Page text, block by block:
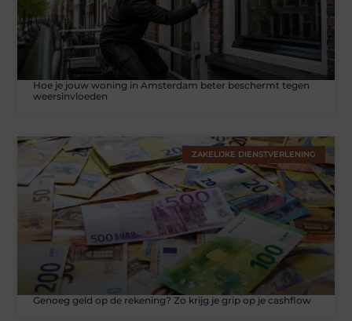
Hoe je jouw woning in Amsterdam beter beschermt tegen
weersinvloeden
ZAKELIJKE DIENSTVERLENING
Genoeg geld op de rekening? Zo krijg je grip op je cashflow